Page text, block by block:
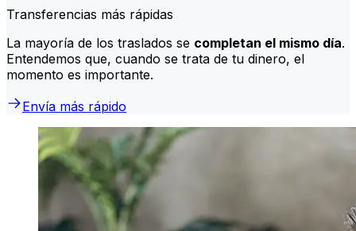
Transferencias más rápidas
La mayoría de los traslados se completan el mismo día.
Entendemos que, cuando se trata de tu dinero, el
momento es importante.
Envía más rápido